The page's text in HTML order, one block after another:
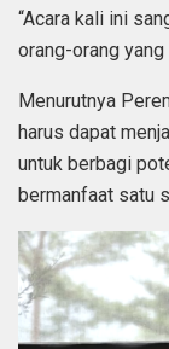
“Acara kali ini
orang-orang yang
Menurutnya
harus dapat
untuk berbagi
bermanfaat satu